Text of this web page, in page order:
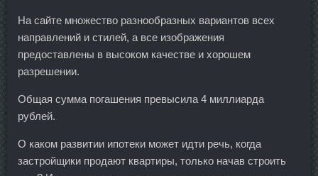
На сайте множество разнообразных вариантов всех
направлений и стилей, а все изображения
предоставлены в высоком качестве и хорошем
разрешении.
Общая сумма погашения превысила 4 миллиарда
рублей.
О каком развитии ипотеки может идти речь, когда
застройщики продают квартиры, только начав строить